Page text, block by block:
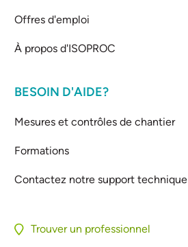
Offres d'emploi
À propos d'ISOPROC
BESOIN D'AIDE?
Mesures et contrôles de chantier
Formations
Contactez notre support technique
Trouver un professionnel